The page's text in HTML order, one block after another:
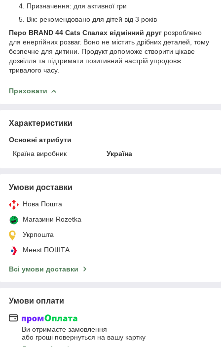
Призначення: для активної гри
Вік: рекомендовано для дітей від 3 років
Перо BRAND 44 Cats Спалах відмінний друг розроблено
для енергійних розваг. Воно не містить дрібних деталей, тому
безпечне для дитини. Продукт допоможе створити цікаве
дозвілля та підтримати позитивний настрій упродовж
тривалого часу.
Приховати
Характеристики
Основні атрибути
Країна виробник
Україна
Умови доставки
Нова Пошта
Магазини Rozetka
Укрпошта
Meest ПОШТА
Всі умови доставки
Умови оплати
Ви отримаєте замовлення
або гроші повернуться на вашу картку